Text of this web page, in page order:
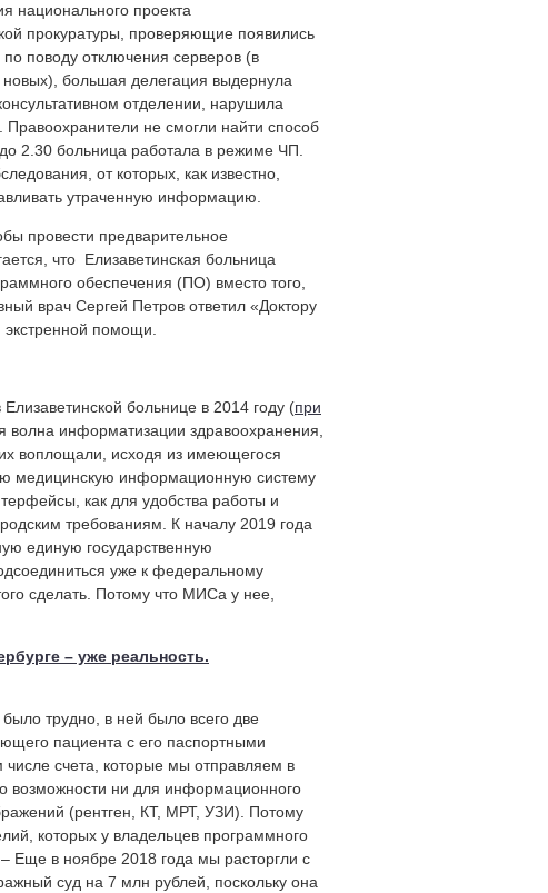
национального проекта
прокуратуры, проверяющие появились
поводу отключения серверов (в
большая делегация выдернула
отделении, нарушила
не смогли найти способ
2.30 больница работала в режиме ЧП.
от которых, как известно,
утраченную информацию.
провести предварительное
что Елизаветинская больница
обеспечения (ПО) вместо того,
врач Сергей Петров ответил «Доктору
экстренной помощи.
больнице в 2014 году (при
информатизации здравоохранения,
воплощали, исходя из имеющегося
медицинскую информационную систему
как для удобства работы и
требованиям. К началу 2019 года
единую государственную
уже к федеральному
сделать. Потому что МИСа у нее,
– уже реальность.
трудно, в ней было всего две
пациента с его паспортными
счета, которые мы отправляем в
ни для информационного
(рентген, КТ, МРТ, УЗИ). Потому
которых у владельцев программного
Еще в ноябре 2018 года мы расторгли с
суд на 7 млн рублей, поскольку она